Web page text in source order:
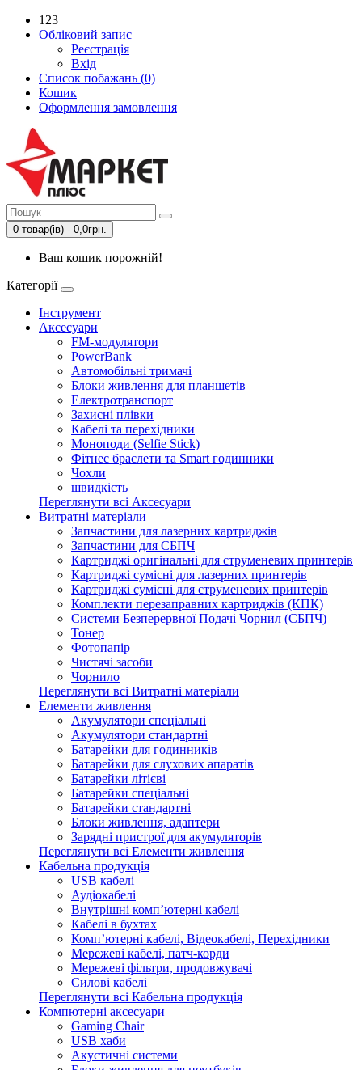
123
Обліковий запис
Реєстрація
Вхід
Список побажань (0)
Кошик
Оформлення замовлення
0 товар(ів) - 0,0грн.
Ваш кошик порожній!
Категорії
Інструмент
Аксесуари
FM-модулятори
PowerBank
Автомобільні тримачі
Блоки живлення для планшетів
Електротранспорт
Захисні плівки
Кабелі та перехідники
Моноподи (Selfie Stick)
Фітнес браслети та Smart годинники
Чохли
швидкість
Переглянути всі Аксесуари
Витратні матеріали
Запчастини для лазерних картриджів
Запчастини для СБПЧ
Картриджі оригінальні для струменевих принтерів
Картриджі сумісні для лазерних принтерів
Картриджі сумісні для струменевих принтерів
Комплекти перезаправних картриджів (КПК)
Системи Безперервної Подачі Чорнил (СБПЧ)
Тонер
Фотопапір
Чистячі засоби
Чорнило
Переглянути всі Витратні матеріали
Елементи живлення
Акумулятори спеціальні
Акумулятори стандартні
Батарейки для годинників
Батарейки для слухових апаратів
Батарейки літієві
Батарейки спеціальні
Батарейки стандартні
Блоки живлення, адаптери
Зарядні пристрої для акумуляторів
Переглянути всі Елементи живлення
Кабельна продукція
USB кабелі
Аудіокабелі
Внутрішні комп’ютерні кабелі
Кабелі в бухтах
Комп’ютерні кабелі, Відеокабелі, Перехідники
Мережеві кабелі, патч-корди
Мережеві фільтри, продовжувачі
Силові кабелі
Переглянути всі Кабельна продукція
Компютерні аксесуари
Gaming Chair
USB хаби
Акустичні системи